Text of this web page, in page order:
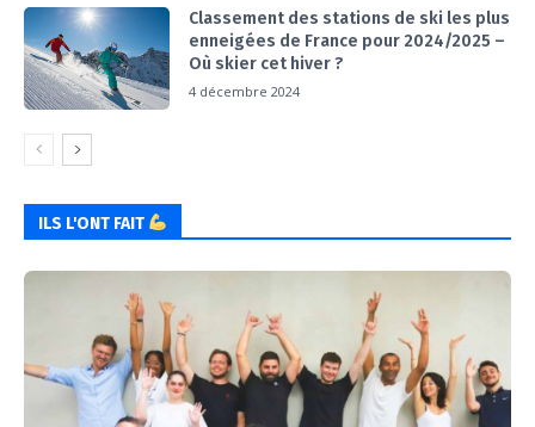
Classement des stations de ski les plus
enneigées de France pour 2024/2025 –
Où skier cet hiver ?
4 décembre 2024
ILS L'ONT FAIT